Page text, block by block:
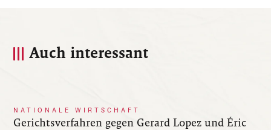
Auch interessant
NATIONALE WIRTSCHAFT
Gerichtsverfahren gegen Gerard Lopez und Éric